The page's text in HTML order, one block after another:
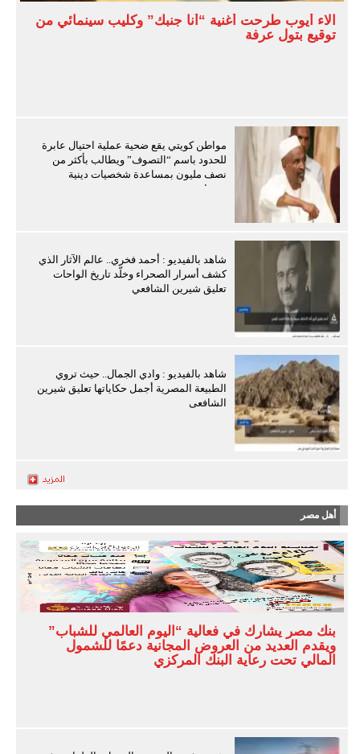
آلاء أيوب طرحت أغنية “أنا جنبك” وكليب سينمائي من
توقيع بتول عرفة
مواطن كويتي يقع ضحية عملية احتيال عابرة
للحدود باسم “التصوف” ويطالب بأكثر من
نصف مليون بمساعدة شخصيات دينية
سودانية
شاهد بالفيديو : أحمد فخري.. عالم الآثار الذي
كشف أسرار الصحراء وخلّد تاريخ الواحات
تعليق شيرين الشافعي
شاهد بالفيديو : وادي الجمال.. حيث تروي
الطبيعة المصرية أجمل حكاياتها تعليق شيرين
الشافعى
أهل مصر
بنك مصر يشارك في فعالية “اليوم العالمي للشباب”
ويقدم العديد من العروض المجانية دعمًا للشمول
المالي تحت رعاية البنك المركزي